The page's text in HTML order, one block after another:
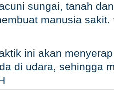
sungai, tanah
manusia sakit.
ini akan
di udara, sehingga